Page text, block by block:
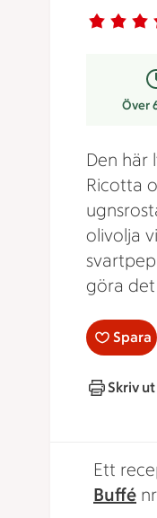
Betyg 3.7
6
Över
Den här
Ricotta
olivolja
göra
Spara
Skriv ut
Ett
Buffé